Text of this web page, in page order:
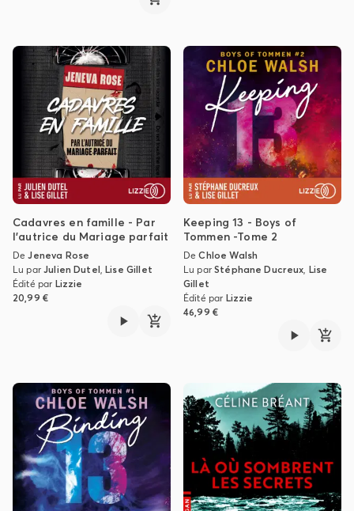
Cadavres en famille - Par
l'autrice du Mariage parfait
DeJeneva Rose
Lu parJulien Dutel,Lise Gillet
Édité par Lizzie
20,99 €
Keeping 13 - Boys of
Tommen -Tome 2
DeChloe Walsh
Lu parStéphane Ducreux, Lise
Gillet
Édité par Lizzie
46,99 €